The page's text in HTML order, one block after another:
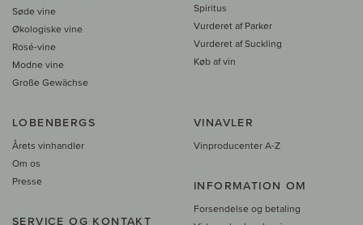
Søde vine
Økologiske vine
Rosé-vine
Modne vine
Große Gewächse
Spiritus
Vurderet af Parker
Vurderet af Suckling
Køb af vin
LOBENBERGS
Årets vinhandler
Om os
Presse
SERVICE OG KONTAKT
VINAVLER
Vinproducenter A-Z
INFORMATION OM
Forsendelse og betaling